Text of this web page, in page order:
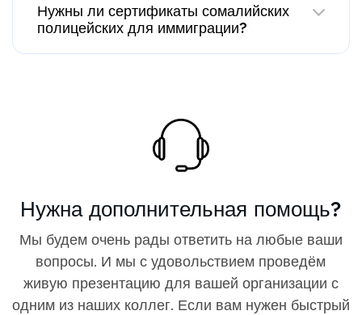
Нужны ли сертификаты сомалийских
полицейских для иммиграции?
Нужна дополнительная помощь?
Мы будем очень рады ответить на любые ваши
вопросы. И мы с удовольствием проведём
живую презентацию для вашей организации с
одним из наших коллег. Если вам нужен быстрый